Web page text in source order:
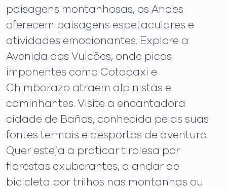
paisagens montanhosas, os Andes
oferecem paisagens espetaculares e
atividades emocionantes. Explore a
Avenida dos Vulcões, onde picos
imponentes como Cotopaxi e
Chimborazo atraem alpinistas e
caminhantes. Visite a encantadora
cidade de Baños, conhecida pelas suas
fontes termais e desportos de aventura.
Quer esteja a praticar tirolesa por
florestas exuberantes, a andar de
bicicleta por trilhos nas montanhas ou